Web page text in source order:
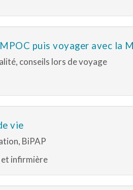
puis voyager avec la
conseils lors de voyage
vie
BiPAP
infirmière